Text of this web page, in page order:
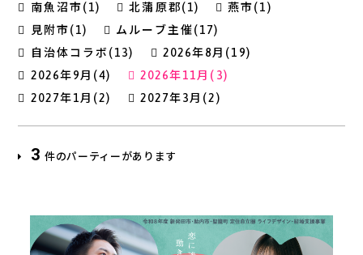
南魚沼市(1)
北蒲原郡(1)
燕市(1)
見附市(1)
ムルーブ主催(17)
自治体コラボ(13)
2026年8月(19)
2026年9月(4)
2026年11月(3)
2027年1月(2)
2027年3月(2)
3 件のパーティーがあります